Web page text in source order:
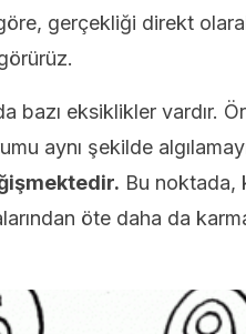
göre, gerçekliği direkt
bazı eksiklikler vardır.
aynı şekilde
Bu noktada,
öte daha da